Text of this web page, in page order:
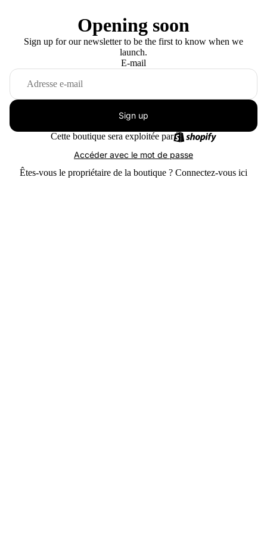
Opening soon
Sign up for our newsletter to be the first to know when we
launch.
E-mail
Sign up
Cette boutique sera exploitée par
Accéder avec le mot de passe
Êtes-vous le propriétaire de la boutique ? Connectez-vous ici